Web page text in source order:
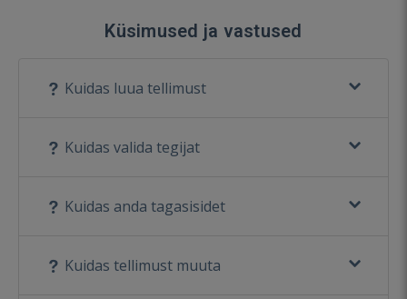
Küsimused ja vastused
Kuidas luua tellimust
Kuidas valida tegijat
Kuidas anda tagasisidet
Kuidas tellimust muuta